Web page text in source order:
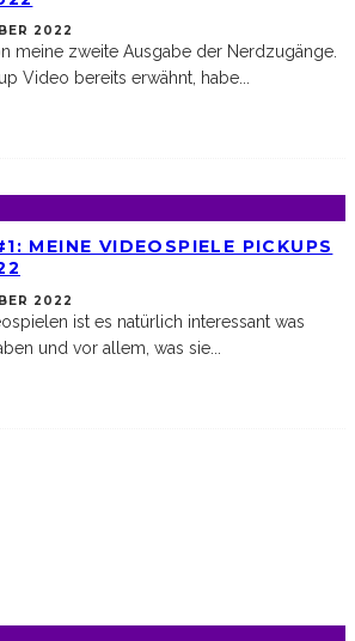
2022
meine zweite Ausgabe der Nerdzugänge.
Video bereits erwähnt, habe...
MEINE VIDEOSPIELE PICKUPS
2022
ist es natürlich interessant was
und vor allem, was sie